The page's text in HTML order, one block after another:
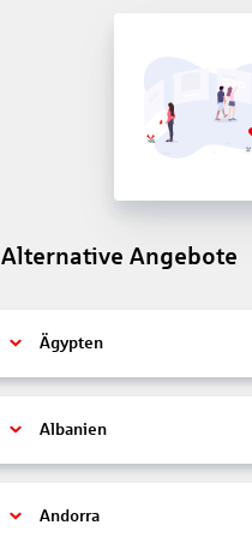
Alternative Angebote
Ägypten
Albanien
Andorra